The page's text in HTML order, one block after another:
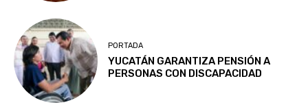
PORTADA
YUCATÁN GARANTIZA PENSIÓN A
PERSONAS CON DISCAPACIDAD